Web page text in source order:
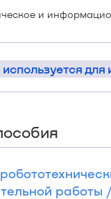
и
для
работы